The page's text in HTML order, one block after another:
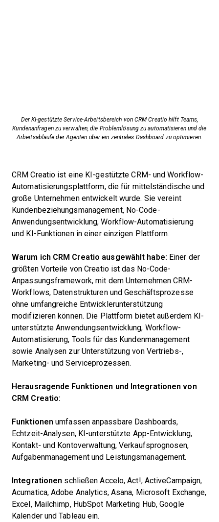
Der KI-gestützte Service-Arbeitsbereich von CRM Creatio hilft Teams,
Kundenanfragen zu verwalten, die Problemlösung zu automatisieren und die
Arbeitsabläufe der Agenten über ein zentrales Dashboard zu optimieren.
CRM Creatio ist eine KI-gestützte CRM- und Workflow-
Automatisierungsplattform, die für mittelständische und
große Unternehmen entwickelt wurde. Sie vereint
Kundenbeziehungsmanagement, No-Code-
Anwendungsentwicklung, Workflow-Automatisierung
und KI-Funktionen in einer einzigen Plattform.
Warum ich CRM Creatio ausgewählt habe: Einer der
größten Vorteile von Creatio ist das No-Code-
Anpassungsframework, mit dem Unternehmen CRM-
Workflows, Datenstrukturen und Geschäftsprozesse
ohne umfangreiche Entwicklerunterstützung
modifizieren können. Die Plattform bietet außerdem KI-
unterstützte Anwendungsentwicklung, Workflow-
Automatisierung, Tools für das Kundenmanagement
sowie Analysen zur Unterstützung von Vertriebs-,
Marketing- und Serviceprozessen.
Herausragende Funktionen und Integrationen von
CRM Creatio:
Funktionen umfassen anpassbare Dashboards,
Echtzeit-Analysen, KI-unterstützte App-Entwicklung,
Kontakt- und Kontoverwaltung, Verkaufsprognosen,
Aufgabenmanagement und Leistungsmanagement.
Integrationen schließen Accelo, Act!, ActiveCampaign,
Acumatica, Adobe Analytics, Asana, Microsoft Exchange,
Excel, Mailchimp, HubSpot Marketing Hub, Google
Kalender und Tableau ein.